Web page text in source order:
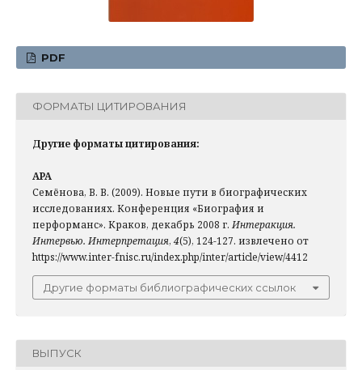
PDF
ФОРМАТЫ ЦИТИРОВАНИЯ
Другие форматы цитирования:
APA
Семёнова, В. В. (2009). Но­вые пути в био­графиче­ских
иссле­до­ваниях. Конфе­ренция «Био­графия и
перформанс». Краков, де­кабрь 2008 г. Интеракция.
Интервью. Интерпретация, 4(5), 124-127. извлечено от
https://www.inter-fnisc.ru/index.php/inter/article/view/4412
Другие форматы библиографических ссылок
ВЫПУСК